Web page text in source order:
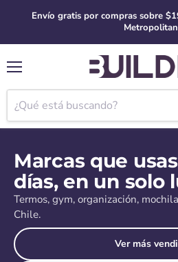
Envío gratis por compras sobre
Marcas que
días, en un solo
Termos, gym, organización,
Chile.
Ver más